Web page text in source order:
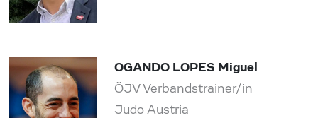
OGANDO LOPES Miguel
ÖJV Verbandstrainer/in
Judo Austria